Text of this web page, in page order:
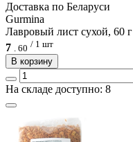
Доcтавка по Беларуси
Gurmina
Лавровый лист сухой, 60 г
7
60 / 1 шт
В корзину
На складе доступно: 8